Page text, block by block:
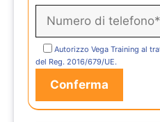
Autorizzo Vega Training al
del Reg. 2016/679/UE.